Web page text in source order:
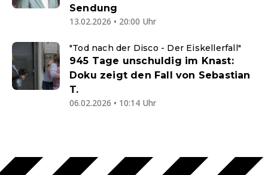
Sendung
13.02.2026 • 20:00 Uhr
"Tod nach der Disco - Der Eiskellerfall"
945 Tage unschuldig im Knast:
Doku zeigt den Fall von Sebastian
T.
06.02.2026 • 10:14 Uhr